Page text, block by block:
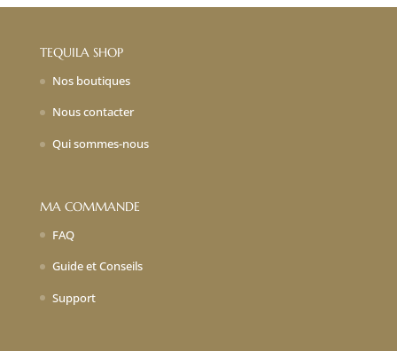
TEQUILA SHOP
Nos boutiques
Nous contacter
Qui sommes-nous
MA COMMANDE
FAQ
Guide et Conseils
Support